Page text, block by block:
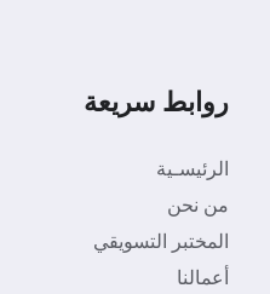
روابط سريعة
الرئيسـية
من نحن
المختبر التسويقي
أعمالنا